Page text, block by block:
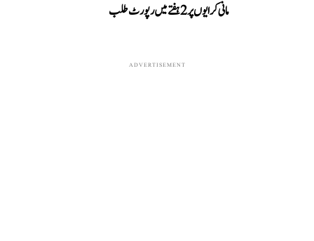
مانی کرایوں پر 2 ہفتے میں رپورٹ طلب
ADVERTISEMENT